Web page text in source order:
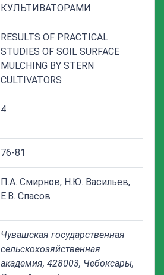
КУЛЬТИВАТОРАМИ
RESULTS OF PRACTICAL
STUDIES OF SOIL SURFACE
MULCHING BY STERN
CULTIVATORS
4
76-81
П.А. Смирнов, Н.Ю. Васильев,
Е.В. Спасов
Чувашская государственная
сельскохозяйственная
академия, 428003, Чебоксары,